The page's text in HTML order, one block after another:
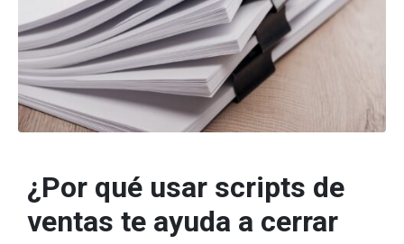
¿Por qué usar scripts de
ventas te ayuda a cerrar